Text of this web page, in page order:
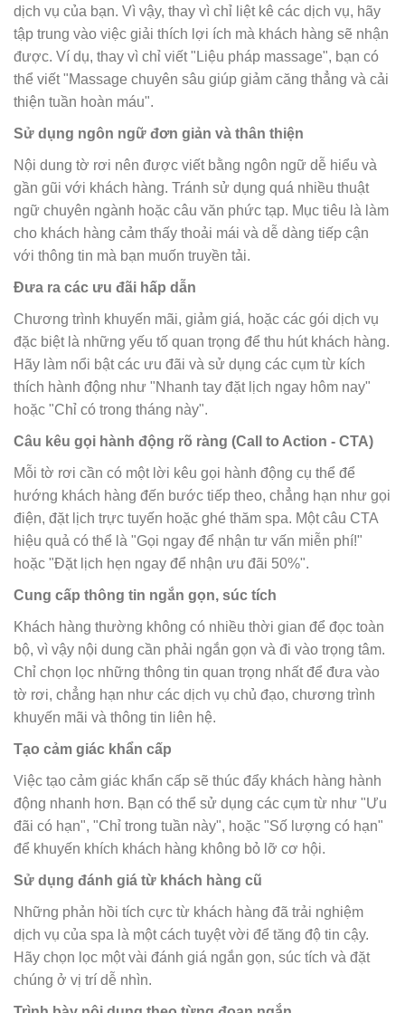
dịch vụ của bạn. Vì vậy, thay vì chỉ liệt kê các dịch vụ, hãy
tập trung vào việc giải thích lợi ích mà khách hàng sẽ nhận
được. Ví dụ, thay vì chỉ viết "Liệu pháp massage", bạn có
thể viết "Massage chuyên sâu giúp giảm căng thẳng và cải
thiện tuần hoàn máu".
Sử dụng ngôn ngữ đơn giản và thân thiện
Nội dung tờ rơi nên được viết bằng ngôn ngữ dễ hiểu và
gần gũi với khách hàng. Tránh sử dụng quá nhiều thuật
ngữ chuyên ngành hoặc câu văn phức tạp. Mục tiêu là làm
cho khách hàng cảm thấy thoải mái và dễ dàng tiếp cận
với thông tin mà bạn muốn truyền tải.
Đưa ra các ưu đãi hấp dẫn
Chương trình khuyến mãi, giảm giá, hoặc các gói dịch vụ
đặc biệt là những yếu tố quan trọng để thu hút khách hàng.
Hãy làm nổi bật các ưu đãi và sử dụng các cụm từ kích
thích hành động như "Nhanh tay đặt lịch ngay hôm nay"
hoặc "Chỉ có trong tháng này".
Câu kêu gọi hành động rõ ràng (Call to Action - CTA)
Mỗi tờ rơi cần có một lời kêu gọi hành động cụ thể để
hướng khách hàng đến bước tiếp theo, chẳng hạn như gọi
điện, đặt lịch trực tuyến hoặc ghé thăm spa. Một câu CTA
hiệu quả có thể là "Gọi ngay để nhận tư vấn miễn phí!"
hoặc "Đặt lịch hẹn ngay để nhận ưu đãi 50%".
Cung cấp thông tin ngắn gọn, súc tích
Khách hàng thường không có nhiều thời gian để đọc toàn
bộ, vì vậy nội dung cần phải ngắn gọn và đi vào trọng tâm.
Chỉ chọn lọc những thông tin quan trọng nhất để đưa vào
tờ rơi, chẳng hạn như các dịch vụ chủ đạo, chương trình
khuyến mãi và thông tin liên hệ.
Tạo cảm giác khẩn cấp
Việc tạo cảm giác khẩn cấp sẽ thúc đẩy khách hàng hành
động nhanh hơn. Bạn có thể sử dụng các cụm từ như "Ưu
đãi có hạn", "Chỉ trong tuần này", hoặc "Số lượng có hạn"
để khuyến khích khách hàng không bỏ lỡ cơ hội.
Sử dụng đánh giá từ khách hàng cũ
Những phản hồi tích cực từ khách hàng đã trải nghiệm
dịch vụ của spa là một cách tuyệt vời để tăng độ tin cậy.
Hãy chọn lọc một vài đánh giá ngắn gọn, súc tích và đặt
chúng ở vị trí dễ nhìn.